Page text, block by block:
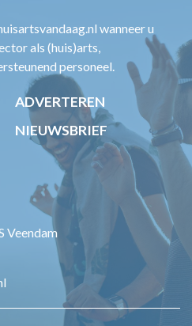
wanneer u
als (huis)arts,
personeel.
ADVERTEREN
NIEUWSBRIEF
Veendam